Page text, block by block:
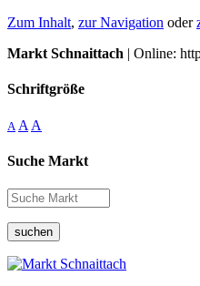
Zum Inhalt, zur Navigation oder
Markt Schnaittach | Online:
Schriftgröße
A A A
Suche Markt
suchen